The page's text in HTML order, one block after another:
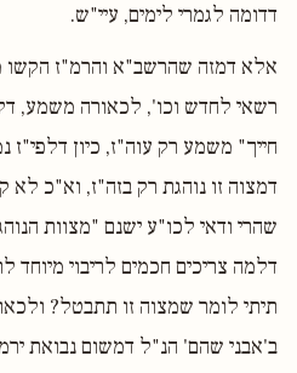
דדומה לגמרי לימים, עיי"ש.
אלא דמזה שהרשב"א והרמ"ז הקשו
רשאי לחדש וכו', לכאורה משמע,
חייך" משמע רק עוה"ז, כיון
דמצוה זו נוהגת רק בזה"ז, וא"כ
שהרי ודאי לכו"ע ישנם "מצוות
דלמה צריכים חכמים לריבוי מיוחד
תיתי לומר שמצוה זו תתבטל?
ב'אבני שהם' הנ"ל דמשום נבואת